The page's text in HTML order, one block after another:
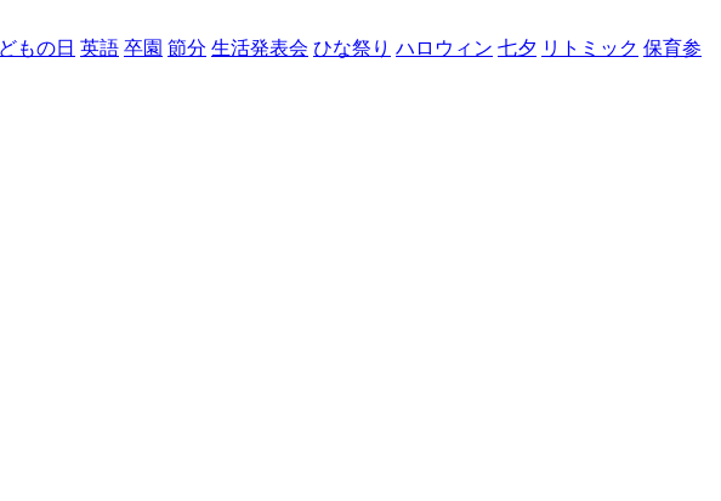
もの日 英語 卒園 節分 生活発表会 ひな祭り ハロウィン 七夕 リトミック 保育参